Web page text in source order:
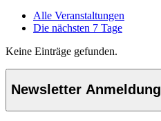
Alle Veranstaltungen
Die nächsten 7 Tage
Keine Einträge gefunden.
Newsletter Anmeldung